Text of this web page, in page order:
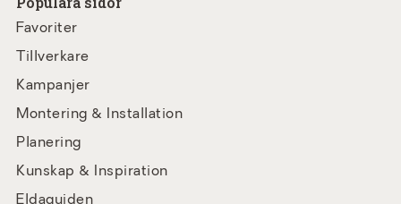
Favoriter
Tillverkare
Kampanjer
Montering & Installation
Planering
Kunskap & Inspiration
Eldaguiden